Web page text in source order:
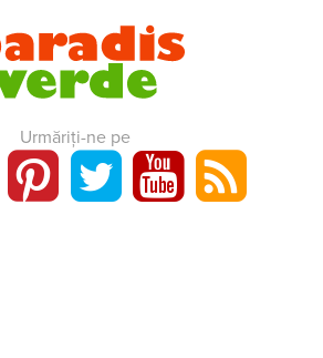
Urmăriți-ne pe